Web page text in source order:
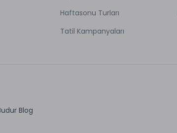
Haftasonu Turları
Tatil Kampanyaları
Blog